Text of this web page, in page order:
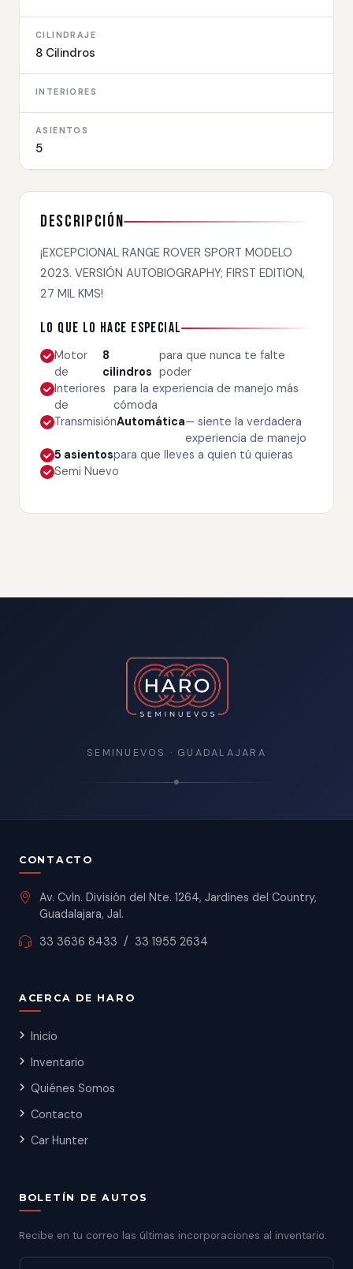
CILINDRAJE
8 Cilindros
INTERIORES
ASIENTOS
5
Descripción
¡EXCEPCIONAL RANGE ROVER SPORT MODELO
2023. VERSIÓN AUTOBIOGRAPHY; FIRST EDITION,
27 MIL KMS!
Lo que lo hace especial
Motor
de
8
cilindros
para que nunca te falte
poder
Interiores
de
para la experiencia de manejo más
cómoda
TransmisiónAutomática— siente la verdadera
experiencia de manejo
5 asientospara que lleves a quien tú quieras
Semi Nuevo
SEMINUEVOS · GUADALAJARA
CONTACTO
Av. Cvln. División del Nte. 1264, Jardines del Country,
Guadalajara, Jal.
33 3636 8433 / 33 1955 2634
ACERCA DE HARO
Inicio
Inventario
Quiénes Somos
Contacto
Car Hunter
BOLETÍN DE AUTOS
Recibe en tu correo las últimas incorporaciones al inventario.